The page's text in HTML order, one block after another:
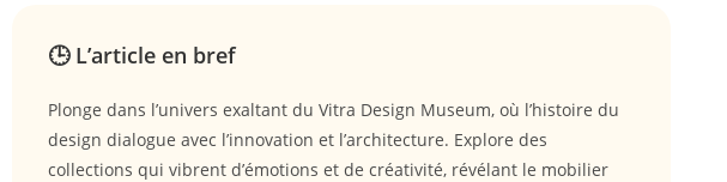
🕒 L’article en bref
Plonge dans l’univers exaltant du Vitra Design Museum, où l’histoire du
design dialogue avec l’innovation et l’architecture. Explore des
collections qui vibrent d’émotions et de créativité, révélant le mobilier